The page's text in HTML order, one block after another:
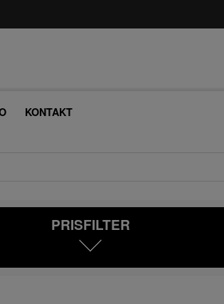
KONTAKT
PRISFILTER